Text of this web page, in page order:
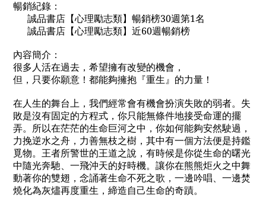
暢銷紀錄：
誠品書店【心理勵志類】暢銷榜30週第1名
誠品書店【心理勵志類】近60週暢銷榜
內容簡介：
很多人活在過去，希望擁有改變的機會，
但，只要你願意！都能夠擁抱『重生』的力量！
在人生的舞台上，我們經常會有機會扮演失敗的弱者。失
敗是沒有固定的方程式，你只能無條件地接受命運的擺
弄。所以在茫茫的生命巨河之中，你如何能夠安然駛過，
力挽逆水之舟，力善無枝之樹，其中有一個方法便是持鑑
覓物。王者所警世的王道之說，有時候是你從生命的曙光
中隨光奔馳、一飛沖天的好時機。讓你在熊熊炬火之中舞
動著你的雙翅，念誦著生命不死之歌，一邊吟唱、一邊焚
燒化為灰燼再度重生，締造自己生命的奇蹟。